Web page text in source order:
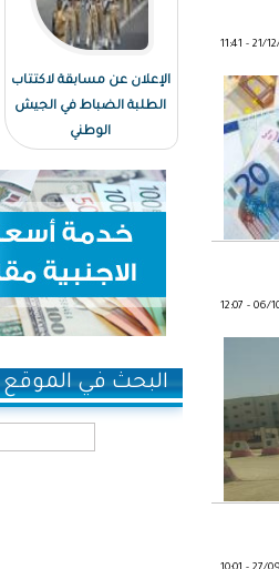
الإعلان عن مسابقة لاكتتاب
الطلبة الضباط في الجيش
الوطني
البحث في الموقع